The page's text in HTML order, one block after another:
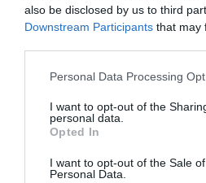
also be disclosed by us to third
Downstream Participants that may
Personal Data Processing
I want to opt-out of the
personal data.
Opted In
I want to opt-out of the Sale
Personal Data.
Par contre l’idée de se lancer dans
CRL, hum, SN met souvent en
rv2lyona commenté :
J’avais posté il y au quelques
cette compagnie comme sur